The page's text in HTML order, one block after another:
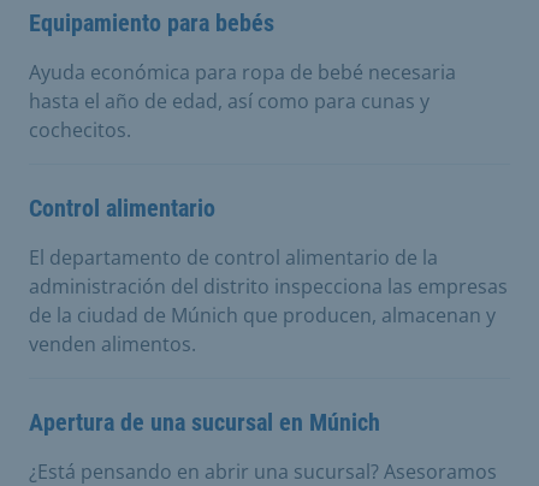
Equipamiento para bebés
Ayuda económica para ropa de bebé necesaria
hasta el año de edad, así como para cunas y
cochecitos.
Control alimentario
El departamento de control alimentario de la
administración del distrito inspecciona las empresas
de la ciudad de Múnich que producen, almacenan y
venden alimentos.
Apertura de una sucursal en Múnich
¿Está pensando en abrir una sucursal? Asesoramos